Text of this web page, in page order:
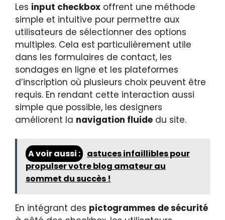
Les input checkbox offrent une méthode
simple et intuitive pour permettre aux
utilisateurs de sélectionner des options
multiples. Cela est particulièrement utile
dans les formulaires de contact, les
sondages en ligne et les plateformes
d’inscription où plusieurs choix peuvent être
requis. En rendant cette interaction aussi
simple que possible, les designers
améliorent la navigation fluide du site.
A voir aussi :
astuces infaillibles pour
propulser votre blog amateur au
sommet du succès !
En intégrant des pictogrammes de sécurité